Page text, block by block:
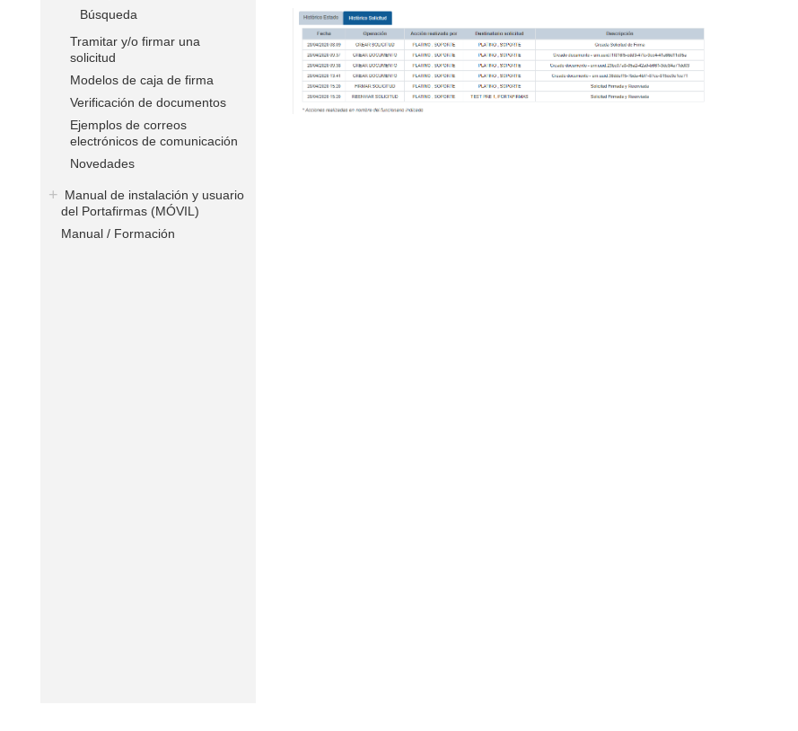
Búsqueda
Tramitar y/o firmar una
solicitud
Modelos de caja de firma
Verificación de documentos
Ejemplos de correos
electrónicos de comunicación
Novedades
Manual de instalación y usuario
del Portafirmas (MÓVIL)
Manual / Formación